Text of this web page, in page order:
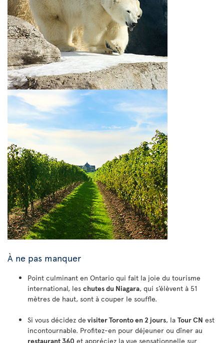
À ne pas manquer
Point culminant en Ontario qui fait la joie du tourisme
international, les chutes du Niagara, qui s’élèvent à 51
mètres de haut, sont à couper le souffle.
Si vous décidez devisiter Toronto en 2 jours, la Tour CN est
incontournable. Profitez-en pour déjeuner ou dîner au
restaurant 360 et appréciez la vue sensationnelle sur